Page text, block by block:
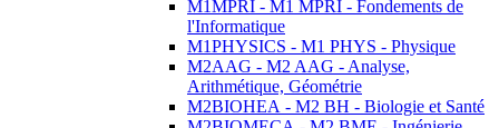
M1MPRI - M1 MPRI - Fondements de
l'Informatique
M1PHYSICS - M1 PHYS - Physique
M2AAG - M2 AAG - Analyse,
Arithmétique, Géométrie
M2BIOHEA - M2 BH - Biologie et Santé